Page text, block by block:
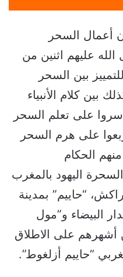
أعمال السحر
عليهم اثنين من
بين السحر
بين كلام الأنبياء
على تعلم السحر
على هرم السحر
الحكام
اليهود بالمغرب
“حاييم” بمدينة
البيضاء و”مول
أشهرهم على الاطلاق
“حاييم أزلغوط”.